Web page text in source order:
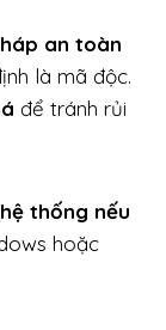
an toàn
là mã độc.
để tránh rủi
thống nếu
hoặc